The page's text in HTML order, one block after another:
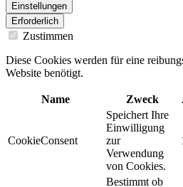
Einstellungen
Erforderlich
Zustimmen
Diese Cookies werden für eine
Website benötigt.
Name Zweck
CookieConsent
Speichert Ihre
Einwilligung
zur
Verwendung
von Cookies.
Bestimmt ob